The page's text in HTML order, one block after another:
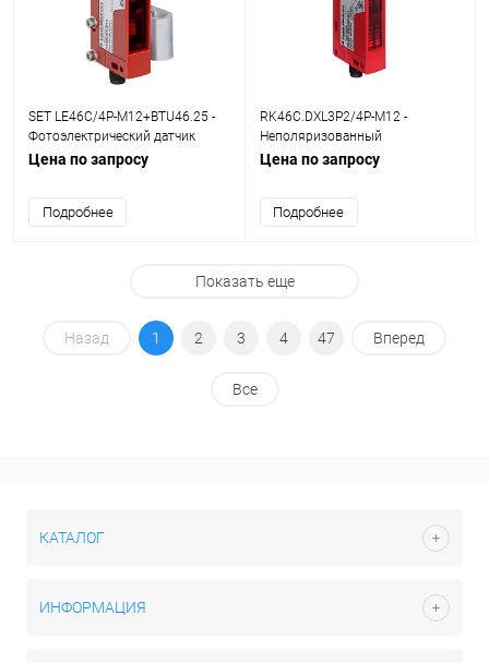
SET LE46C/4P-M12+BTU46.25 -
Фотоэлектрический датчик
однолучевой receiver set
Цена по запросу
Подробнее
RK46C.DXL3P2/4P-M12 -
Неполяризованный
светоотражающий
фотоэлектрический датчик
Цена по запросу
Подробнее
Показать еще
Назад 1 2 3 4 47 Вперед
Все
КАТАЛОГ
ИНФОРМАЦИЯ